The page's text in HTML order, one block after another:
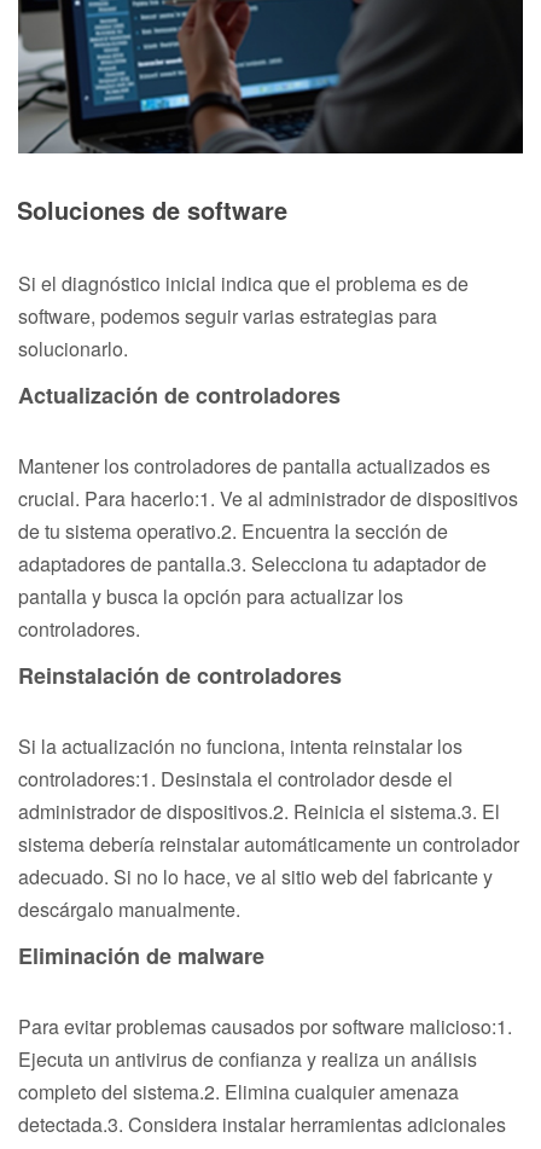
Soluciones de software
Si el diagnóstico inicial indica que el problema es de
software, podemos seguir varias estrategias para
solucionarlo.
Actualización de controladores
Mantener los controladores de pantalla actualizados es
crucial. Para hacerlo:1. Ve al administrador de dispositivos
de tu sistema operativo.2. Encuentra la sección de
adaptadores de pantalla.3. Selecciona tu adaptador de
pantalla y busca la opción para actualizar los
controladores.
Reinstalación de controladores
Si la actualización no funciona, intenta reinstalar los
controladores:1. Desinstala el controlador desde el
administrador de dispositivos.2. Reinicia el sistema.3. El
sistema debería reinstalar automáticamente un controlador
adecuado. Si no lo hace, ve al sitio web del fabricante y
descárgalo manualmente.
Eliminación de malware
Para evitar problemas causados por software malicioso:1.
Ejecuta un antivirus de confianza y realiza un análisis
completo del sistema.2. Elimina cualquier amenaza
detectada.3. Considera instalar herramientas adicionales